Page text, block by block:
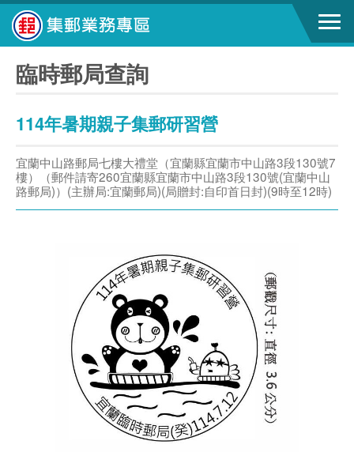
臨時郵局查詢
114年暑期親子集郵研習營
宜蘭中山路郵局七樓大禮堂（宜蘭縣宜蘭市中山路3段130號7
樓）（郵件請寄260宜蘭縣宜蘭市中山路3段130號(宜蘭中山
路郵局)）(主辦局:宜蘭郵局)(局贈封:自印首日封)(9時至12時)